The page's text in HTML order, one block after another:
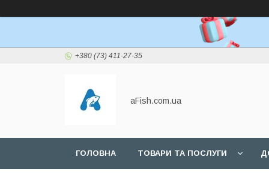
+380 (73) 411-27-35
aFish.com.ua
ГОЛОВНА ТОВАРИ ТА ПОСЛУГИ